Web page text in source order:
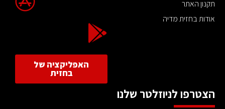
תקנון האתר
אודות בחזית מדיה
האפליקציה של
בחזית
הצטרפו לניוזלטר שלנו